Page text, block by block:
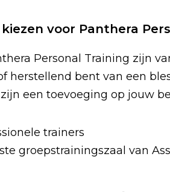
voor Panthera
Personal Training zijn
herstellend bent van een
een toevoeging op jouw
trainers
groepstrainingszaal van